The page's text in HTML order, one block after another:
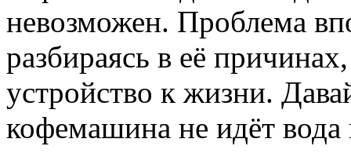
невозможен. Проблема
разбираясь в её
устройство к жизни.
кофемашина не идёт вода